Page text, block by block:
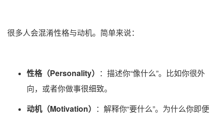
很多人会混淆性格与动机。简单来说：
性格（Personality） ：描述你“像什么”。比如你很外
向，或者你做事很细致。
动机（Motivation） ：解释你“要什么”。为什么你即便